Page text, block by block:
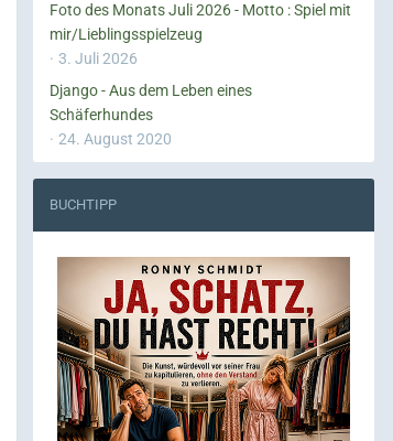
Foto des Monats Juli 2026 - Motto : Spiel mit
mir/Lieblingsspielzeug
3. Juli 2026
Django - Aus dem Leben eines
Schäferhundes
24. August 2020
BUCHTIPP